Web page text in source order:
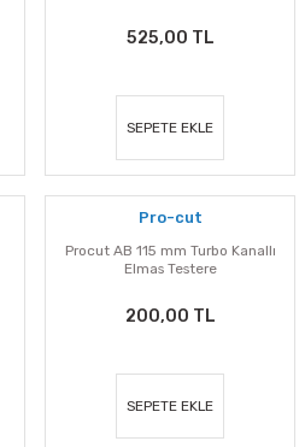
525,00 TL
SEPETE EKLE
Pro-cut
Procut AB 115 mm Turbo Kanallı
Elmas Testere
200,00 TL
SEPETE EKLE